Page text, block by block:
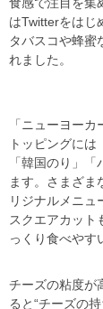
はTwitterをはじ
タバスコや蜂蜜
れました。
「ニューヨー
トッピングには
「韓国のり」
ます。さまざま
リジナルメニュ
スクエアカット
っくり食べやす
チーズの粘度が
ると“チーズの